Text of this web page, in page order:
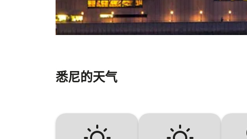
悉尼的天气